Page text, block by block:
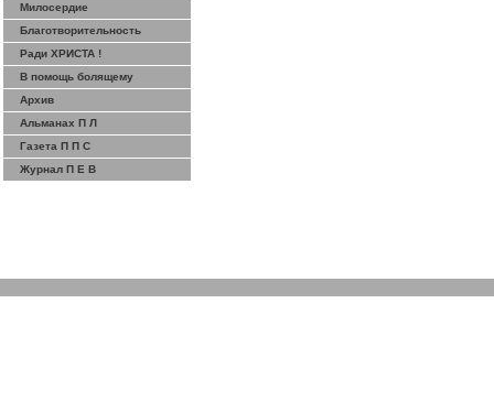
Милосердие
Благотворительность
Ради ХРИСТА !
В помощь болящему
Архив
Альманах П Л
Газета П П С
Журнал П Е В